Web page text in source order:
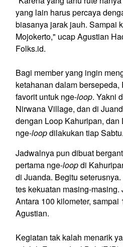
yang lain harus percaya
biasanya jarak jauh. Sampai
Mojokerto," ucap Agustian
Folks.id.
Bagi member yang ingin
ketahanan dalam
favorit untuk nge-loop. Yakni
Nirwana Village, dan di
dengan Loop Kahuripan,
nge-loopdilakukan tiap Sabtu.
Jadwalnya pun dibuat
pertama nge-loopdi
di Juanda. Begitu
tes kekuatan masing-masing.
Antara 100 kilometer, sampai
Agustian.
Kegiatan tak kalah menarik